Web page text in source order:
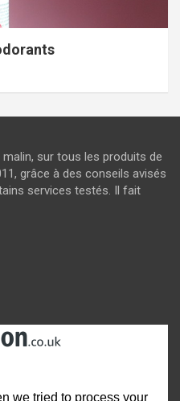
sur tous les produits de
grâce à des conseils avisés
services testés. Il fait